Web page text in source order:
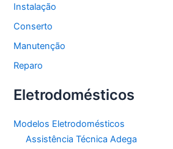
Instalação
Conserto
Manutenção
Reparo
Eletrodomésticos
Modelos Eletrodomésticos
Assistência Técnica Adega